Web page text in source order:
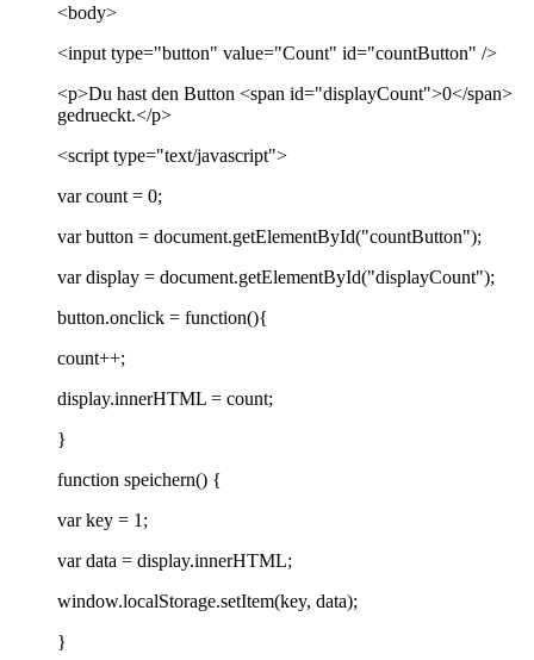
<body>
<input type="button" value="Count" id="countButton" />
<p>Du hast den Button <span id="displayCount">0</span>
gedrueckt.</p>
<script type="text/javascript">
var count = 0;
var button = document.getElementById("countButton");
var display = document.getElementById("displayCount");
button.onclick = function(){
count++;
display.innerHTML = count;
}
function speichern() {
var key = 1;
var data = display.innerHTML;
window.localStorage.setItem(key, data);
}